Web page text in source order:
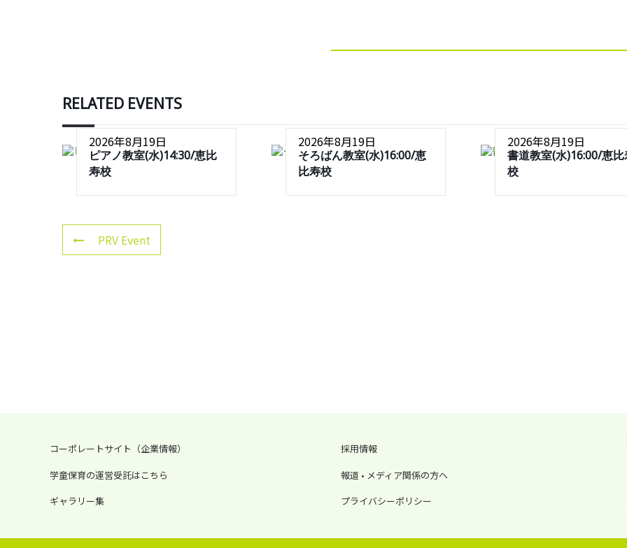
RELATED EVENTS
2026年8月19日
ピアノ教室(水)14:30/恵比
寿校
2026年8月19日
そろばん教室(水)16:00/恵
比寿校
2026年8月19日
書道教室(水)16:00/恵比
校
PRV Event
コーポレートサイト（企業情報）
学童保育の運営受託はこちら
ギャラリー集
採用情報
報道 • メディア関係の方へ
プライバシーポリシー